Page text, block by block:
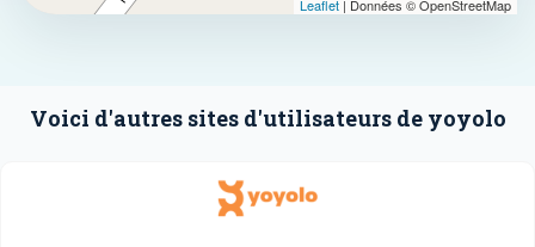
Leaflet | Données © OpenStreetMap
Voici d'autres sites d'utilisateurs de yoyolo